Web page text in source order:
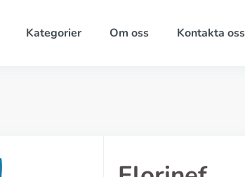
Kategorier Om oss Kontakta oss